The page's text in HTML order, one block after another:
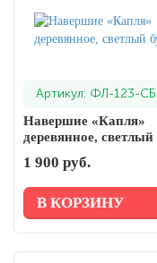
Артикул: ФЛ-123-СБ
Навершие «Капля»
деревянное, светлый
1 900 руб.
В КОРЗИНУ